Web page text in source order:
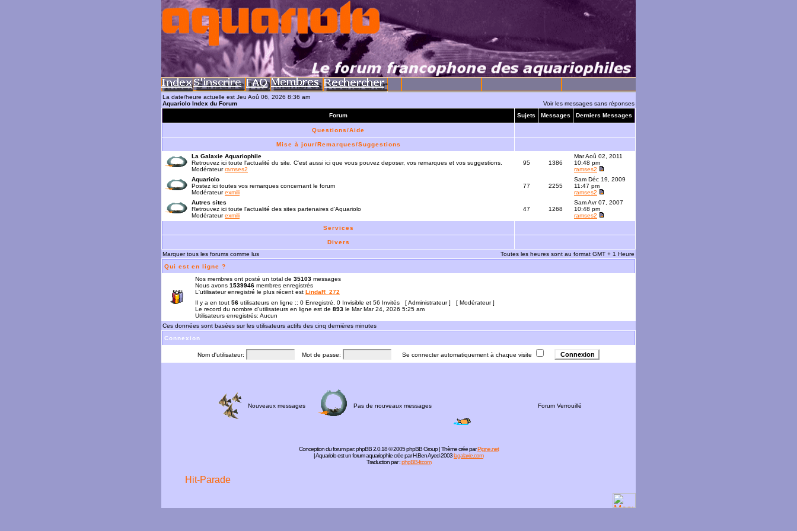
La date/heure actuelle est Jeu Aoû 06, 2026 8:36 am
Aquariolo Index du Forum
Voir les messages sans réponses
Forum
Sujets Messages Derniers Messages
Questions/Aide
Mise à jour/Remarques/Suggestions
La Galaxie Aquariophile
Retrouvez ici toute l'actualité du site. C'est aussi ici que vous pouvez deposer, vos remarques et vos suggestions.
Modérateurramses2
95 1386
Mar Aoû 02, 2011
10:48 pm
ramses2
Aquariolo
Postez ici toutes vos remarques concernant le forum
Modérateurexmili
77 2255
Sam Déc 19, 2009
11:47 pm
ramses2
Autres sites
Retrouvez ici toute l'actualité des sites partenaires d'Aquariolo
Modérateurexmili
47 1268
Sam Avr 07, 2007
10:48 pm
ramses2
Services
Divers
Marquer tous les forums comme lus
Toutes les heures sont au format GMT + 1 Heure
Qui est en ligne ?
Nos membres ont posté un total de 35103 messages
Nous avons 1539946 membres enregistrés
L'utilisateur enregistré le plus récent est LindaR_272
Il y a en tout 56 utilisateurs en ligne :: 0 Enregistré, 0 Invisible et 56 Invités [Administrateur] [ Modérateur]
Le record du nombre d'utilisateurs en ligne est de 893 le Mar Mar 24, 2026 5:25 am
Utilisateurs enregistrés: Aucun
Ces données sont basées sur les utilisateurs actifs des cinq dernières minutes
Connexion
Nom d'utilisateur: Mot de passe: Se connecter automatiquement à chaque visite
Nouveaux messages Pas de nouveaux messages Forum Verrouillé
Conception du forum par:phpBB2.0.18 © 2005 phpBB Group | Thème crée parPigne.net
| Aquariolo est un forum aquariophile crée par H.Ben Ayed-2003lagalaxie.com
Traduction par :phpBB-fr.com